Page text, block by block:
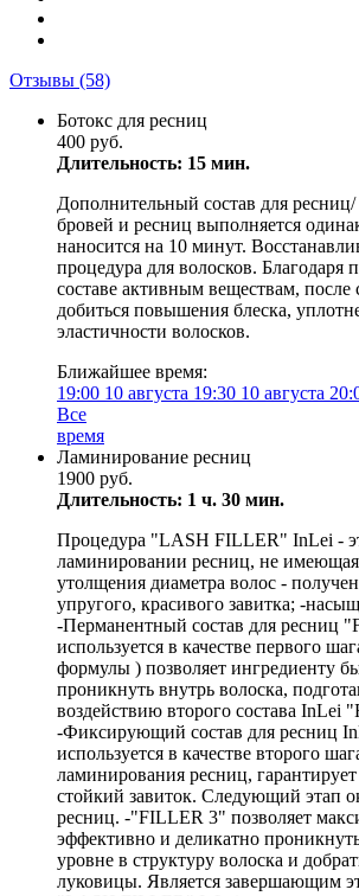
Отзывы (58)
Ботокс для ресниц
400 руб.
Длительность: 15 мин.
Дополнительный состав для
бровей и ресниц выполняется
наносится на 10 минут.
процедура для волосков. Благодаря
составе активным веществам, после
добиться повышения блеска,
эластичности волосков.
Ближайшее время:
19:00 10 августа 19:30 10 августа
Все
время
Ламинирование ресниц
1900 руб.
Длительность: 1 ч. 30 мин.
Процедура "LASH FILLER" InLei -
ламинировании ресниц, не
утолщения диаметра волос -
упругого, красивого завитка; -
-Перманентный состав для ресниц
используется в качестве первого
формулы ) позволяет ингредиенту
проникнуть внутрь волоска,
воздействию второго состава InLei
-Фиксирующий состав для ресниц
используется в качестве второго
ламинирования ресниц,
стойкий завиток. Следующий этап
ресниц. -"FILLER 3" позволяет
эффективно и деликатно
уровне в структуру волоска и
луковицы. Является завершающим